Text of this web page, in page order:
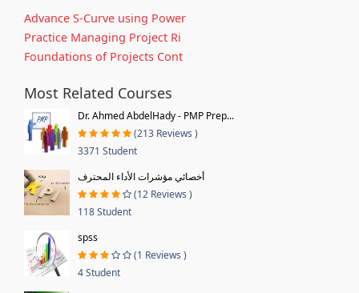
Advance S-Curve using Power
Practice Managing Project Ri
Foundations of Projects Cont
Most Related Courses
Dr. Ahmed AbdelHady - PMP Prep...
(213 Reviews )
3371 Student
أخصائي مؤشرات الأداء المحترف
(12 Reviews )
118 Student
spss
(1 Reviews )
4 Student